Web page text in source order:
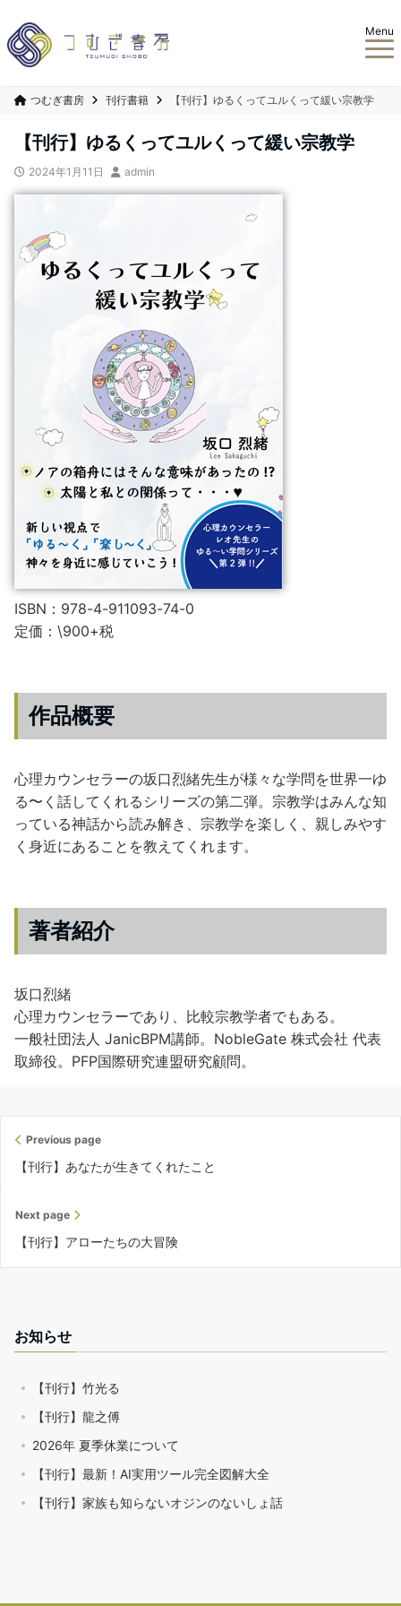
Menu
つむぎ書房 刊行書籍 【刊行】ゆるくってユルくって緩い宗教学
【刊行】ゆるくってユルくって緩い宗教学
2024年1月11日 admin
ISBN：978-4-911093-74-0
定価：\900+税
作品概要
心理カウンセラーの坂口烈緒先生が様々な学問を世界一ゆ
る〜く話してくれるシリーズの第二弾。宗教学はみんな知
っている神話から読み解き、宗教学を楽しく、親しみやす
く身近にあることを教えてくれます。
著者紹介
坂口烈緒
心理カウンセラーであり、比較宗教学者でもある。
一般社団法人 JanicBPM講師。NobleGate 株式会社 代表
取締役。PFP国際研究連盟研究顧問。
Previous page
【刊行】あなたが生きてくれたこと
Next page
【刊行】アローたちの大冒険
お知らせ
【刊行】竹光る
【刊行】龍之傅
2026年 夏季休業について
【刊行】最新！AI実用ツール完全図解大全
【刊行】家族も知らないオジンのないしょ話